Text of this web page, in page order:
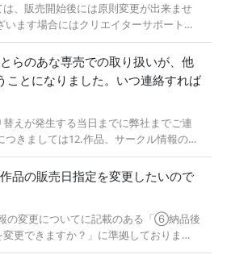
、販売開始後には原則変更が出来ませ
います場合にはクリエイターサポート課
さい。
らのあな専売での取り扱いが、他
ことになりました。いつ連絡すれば
えが発生する当日までに弊社までご連
つきましては12.作品、サークル情報の変
る「③専売から併売への切り替えや、本
の手数料はいくらですか？」に準拠して
をご確認ください。 関連Q&A ③専売
や、本体価格を変更する場合の手数料は
品の販売日指定を変更したいので
の変更についてに記載のある「⑥納品後
更できますか？」に準拠しておりま
確認ください。 関連Q&A ⑥納品後に、